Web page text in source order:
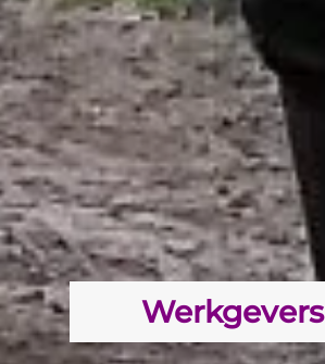
Werkgevers